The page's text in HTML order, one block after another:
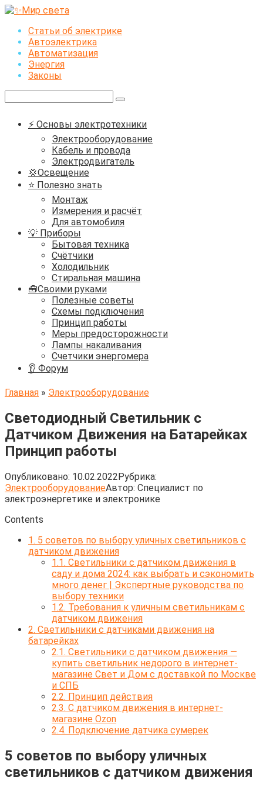
Перейти
контентуСтатьи об электрике
Автоэлектрика
Автоматизация
Энергия
Законы
⚡ Основы электротехники
Электрооборудование
Кабель и провода
Электродвигатель
💢Освещение
⭐ Полезно знать
Монтаж
Измерения и расчёт
Для автомобиля
💡 Приборы
Бытовая техника
Счётчики
Холодильник
Стиральная машина
🧰Своими руками
Полезные советы
Схемы подключения
Принцип работы
Меры предосторожности
Лампы накаливания
Счетчики энергомера
👂 Форум
Главная » Электрооборудование
Светодиодный Светильник с
Датчиком Движения на Батарейках
Принцип работы
Опубликовано: 10.02.2022Рубрика:
ЭлектрооборудованиеАвтор: Cпециалист по
электроэнергетике и электронике
Contents
1. 5 советов по выбору уличных светильников c
датчиком движения
1.1. Светильники с датчиком движения в
саду и дома 2024: как выбрать и сэкономить
много денег | Экспертные руководства по
выбору техники
1.2. Требования к уличным светильникам с
датчиком движения
2. Светильники с датчиками движения на
батарейках
2.1. Светильники с датчиком движения —
купить светильник недорого в интернет-
магазине Свет и Дом с доставкой по Москве
и СПБ
2.2. Принцип действия
2.3. С датчиком движения в интернет-
магазине Ozon
2.4. Подключение датчика сумерек
5 советов по выбору уличных
светильников c датчиком движения